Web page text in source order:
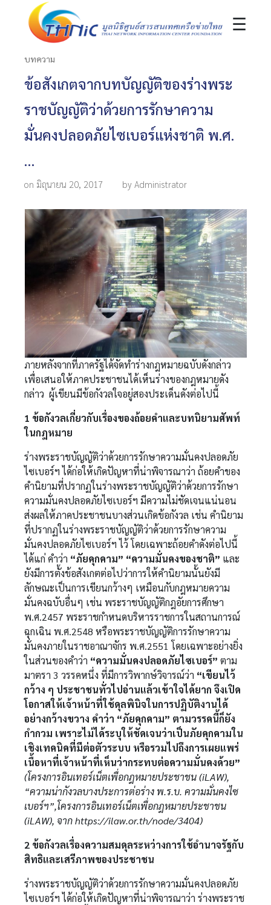
☰
บทความ
ข้อสังเกตจากบทบัญญัติของร่างพระ
ราชบัญญัติว่าด้วยการรักษาความ
มั่นคงปลอดภัยไซเบอร์แห่งชาติ พ.ศ.
…
on มิถุนายน 20, 2017 by Administrator
ภายหลังจากที่ภาครัฐได้จัดทำร่างกฎหมายฉบับดังกล่าว
เพื่อเสนอให้ภาคประชาชนได้เห็นร่างของกฎหมายดัง
กล่าว ผู้เขียนมีข้อกังวลใจอยู่สองประเด็นดังต่อไปนี้
1 ข้อกังวลเกี่ยวกับเรื่องของถ้อยคำและบทนิยามศัพท์
ในกฎหมาย
ร่างพระราชบัญญัติว่าด้วยการรักษาความมั่นคงปลอดภัย
ไซเบอร์ฯ ได้ก่อให้เกิดปัญหาที่น่าพิจารณาว่า ถ้อยคำของ
คำนิยามที่ปรากฏในร่างพระราชบัญญัติว่าด้วยการรักษา
ความมั่นคงปลอดภัยไซเบอร์ฯ มีความไม่ชัดเจนแน่นอน
ส่งผลให้ภาคประชาชนบางส่วนเกิดข้อกังวล เช่น คำนิยาม
ที่ปรากฏในร่างพระราชบัญญัติว่าด้วยการรักษาความ
มั่นคงปลอดภัยไซเบอร์ฯ ไว้ โดยเฉพาะถ้อยคำดังต่อไปนี้
ได้แก่ คำว่า “ภัยคุกคาม” “ความมั่นคงของชาติ” และ
ยังมีการตั้งข้อสังเกตต่อไปว่าการให้คำนิยามนั้นยังมี
ลักษณะเป็นการเขียนกว้างๆ เหมือนกับกฎหมายความ
มั่นคงฉบับอื่นๆ เช่น พระราชบัญญัติกฎอัยการศึกษา
พ.ศ.2457 พระราชกำหนดบริหารราชการในสถานการณ์
ฉุกเฉิน พ.ศ.2548 หรือพระราชบัญญัติการรักษาความ
มั่นคงภายในราชอาณาจักร พ.ศ.2551 โดยเฉพาะอย่างยิ่ง
ในส่วนของคำว่า “ความมั่นคงปลอดภัยไซเบอร์”ตาม
มาตรา 3 วรรคหนึ่ง ที่มีการวิพากษ์วิจารณ์ว่า “เขียนไว้
กว้าง ๆ ประชาชนทั่วไปอ่านแล้วเข้าใจได้ยาก จึงเปิด
โอกาสให้เจ้าหน้าที่ใช้ดุลพินิจในการปฏิบัติงานได้
อย่างกว้างขวาง คำว่า “ภัยคุกคาม” ตามวรรคนี้ก็ยัง
กำกวม เพราะไม่ได้ระบุให้ชัดเจนว่าเป็นภัยคุกคามใน
เชิงเทคนิคที่มีต่อตัวระบบ หรือรวมไปถึงการเผยแพร่
เนื้อหาที่เจ้าหน้าที่เห็นว่ากระทบต่อความมั่นคงด้วย”
(โครงการอินเทอร์เน็ตเพื่อกฎหมายประชาชน (iLAW),
“ความน่ากังวลบางประการต่อร่าง พ.ร.บ. ความมั่นคงไซ
เบอร์ฯ”,โครงการอินเทอร์เน็ตเพื่อกฎหมายประชาชน
(iLAW), จาก https://ilaw.or.th/node/3404)
2 ข้อกังวลเรื่องความสมดุลระหว่างการใช้อำนาจรัฐกับ
สิทธิและเสรีภาพของประชาชน
ร่างพระราชบัญญัติว่าด้วยการรักษาความมั่นคงปลอดภัย
ไซเบอร์ฯ ได้ก่อให้เกิดปัญหาที่น่าพิจารณาว่า ร่างพระราช